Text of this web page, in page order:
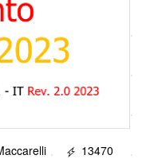
13470